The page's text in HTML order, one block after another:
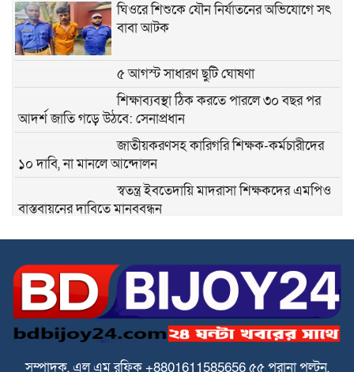
ঘিওরে শিশুকে যৌন নির্যাতনের অভিযোগে সৎ
বাবা আটক
৫ আগস্ট সাধারণ ছুটি ঘোষণা
শিক্ষাব্যবস্থা ঠিক করতে পারলে ৩০ বছর পর
আদর্শ জাতি গড়ে উঠবে: সেনাপ্রধান
জাতীয়করণসহ কারিগরি শিক্ষক-কর্মচারীদের
১০ দাবি, না মানলে আন্দোলন
স্বতন্ত্র ইবতেদায়ি মাদরাসা শিক্ষকদের এমপিও
বাস্তবায়নের দাবিতে মানববন্ধন
স্বতন্ত্র ইবতেদায়ি মাদ্রাসার বেতন বন্ধের চক্রান্ত
প্রতিকার
পে স্কেল বাস্তবায়নে বাড়ছে উদ্বেগ ও হতাশা
ঘিওরে বালিয়াখোড়া ইউনিয়নের ৩নং ওয়ার্ডের
সম্পাদক, এল এম রফিক +8801611585656৫৫ পুরানা পল্টন,